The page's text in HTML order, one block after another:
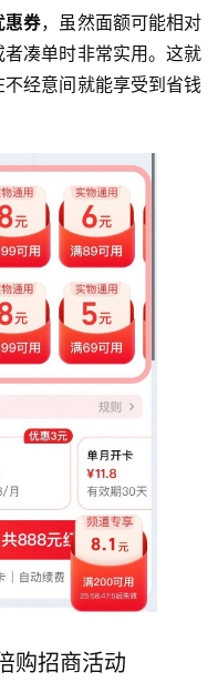
惠券，虽然面额可能相对
凑单时非常实用。这就
经意间就能享受到省钱
购招商活动